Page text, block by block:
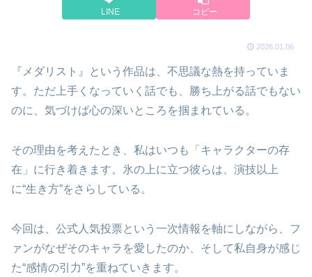
LINE コピー
2026.01.06
『メダリスト』という作品は、不思議な熱を持っていま
す。ただ上手くなっていく話でも、勝ち上がる話でもない
のに、気づけば心の深いところを掴まれている。
その理由を考えたとき、私はいつも「キャラクターの存
在」に行き着きます。氷の上に立つ彼らは、演技以上
に“生き方”をさらしている。
今回は、公式人気投票という一次情報を軸にしながら、フ
ァンがなぜそのキャラを愛したのか、そして私自身が感じ
た“感情の引力”を重ねていきます。